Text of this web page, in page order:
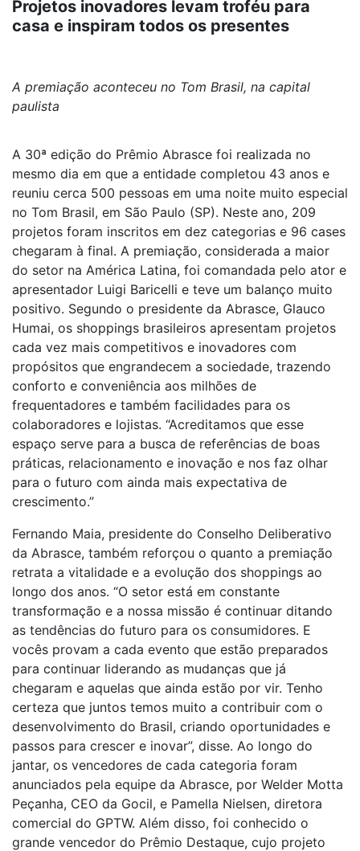
Projetos inovadores levam troféu para
casa e inspiram todos os presentes
A premiação aconteceu no Tom Brasil, na capital
paulista
A 30ª edição do Prêmio Abrasce foi realizada no
mesmo dia em que a entidade completou 43 anos e
reuniu cerca 500 pessoas em uma noite muito especial
no Tom Brasil, em São Paulo (SP). Neste ano, 209
projetos foram inscritos em dez categorias e 96 cases
chegaram à final. A premiação, considerada a maior
do setor na América Latina, foi comandada pelo ator e
apresentador Luigi Baricelli e teve um balanço muito
positivo. Segundo o presidente da Abrasce, Glauco
Humai, os shoppings brasileiros apresentam projetos
cada vez mais competitivos e inovadores com
propósitos que engrandecem a sociedade, trazendo
conforto e conveniência aos milhões de
frequentadores e também facilidades para os
colaboradores e lojistas. “Acreditamos que esse
espaço serve para a busca de referências de boas
práticas, relacionamento e inovação e nos faz olhar
para o futuro com ainda mais expectativa de
crescimento.”
Fernando Maia, presidente do Conselho Deliberativo
da Abrasce, também reforçou o quanto a premiação
retrata a vitalidade e a evolução dos shoppings ao
longo dos anos. “O setor está em constante
transformação e a nossa missão é continuar ditando
as tendências do futuro para os consumidores. E
vocês provam a cada evento que estão preparados
para continuar liderando as mudanças que já
chegaram e aquelas que ainda estão por vir. Tenho
certeza que juntos temos muito a contribuir com o
desenvolvimento do Brasil, criando oportunidades e
passos para crescer e inovar”, disse. Ao longo do
jantar, os vencedores de cada categoria foram
anunciados pela equipe da Abrasce, por Welder Motta
Peçanha, CEO da Gocil, e Pamella Nielsen, diretora
comercial do GPTW. Além disso, foi conhecido o
grande vencedor do Prêmio Destaque, cujo projeto